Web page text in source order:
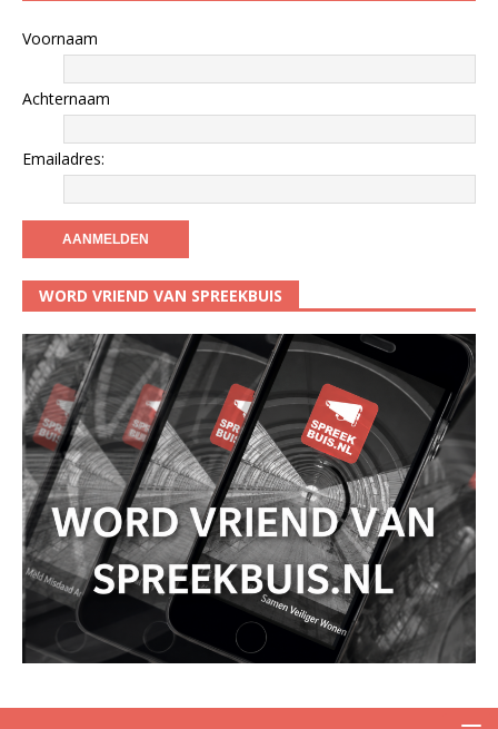
Voornaam
Achternaam
Emailadres:
WORD VRIEND VAN SPREEKBUIS